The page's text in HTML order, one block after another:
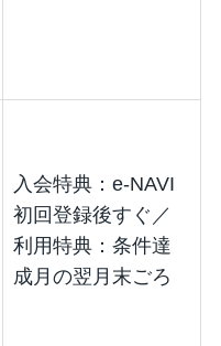
入会特典：e-NAVI
初回登録後すぐ／
利用特典：条件達
成月の翌月末ごろ